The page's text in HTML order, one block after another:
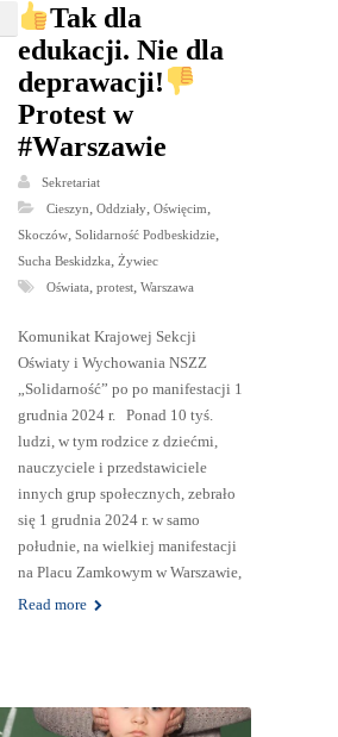
Tak dla
edukacji. Nie dla
deprawacji!
Protest w
#Warszawie
Sekretariat
Cieszyn, Oddziały, Oświęcim,
Skoczów, Solidarność Podbeskidzie,
Sucha Beskidzka, Żywiec
Oświata, protest, Warszawa
Komunikat Krajowej Sekcji
Oświaty i Wychowania NSZZ
„Solidarność” po po manifestacji 1
grudnia 2024 r. Ponad 10 tyś.
ludzi, w tym rodzice z dziećmi,
nauczyciele i przedstawiciele
innych grup społecznych, zebrało
się 1 grudnia 2024 r. w samo
południe, na wielkiej manifestacji
na Placu Zamkowym w Warszawie,
Read more